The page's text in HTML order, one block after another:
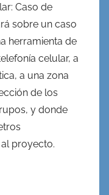
Caso de
sobre un caso
herramienta de
celular, a
a una zona
de los
y donde
proyecto.